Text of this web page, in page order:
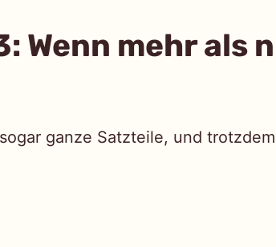
Wenn mehr als
ganze Satzteile, und